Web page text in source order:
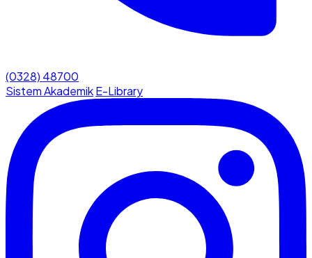
(0328) 48700
Sistem AkademikE-Library